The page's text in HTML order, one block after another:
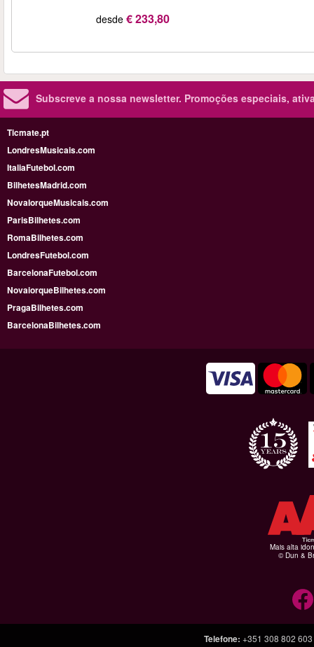
desde € 233,80
Subscreve a nossa newsletter. Promoções especiais,
Ticmate.pt
LondresMusicais.com
ItaliaFutebol.com
BilhetesMadrid.com
NovaIorqueMusicais.com
ParisBilhetes.com
RomaBilhetes.com
LondresFutebol.com
BarcelonaFutebol.com
NovaiorqueBilhetes.com
PragaBilhetes.com
BarcelonaBilhetes.com
Mais alta
© Dun &
Telefone: +351 308 802 603